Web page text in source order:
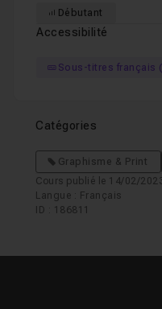
Débutant
Accessibilité
Sous-titres français
Catégories
Graphisme & Print
Cours publié le 14/02/
Langue : Français
ID : 186811